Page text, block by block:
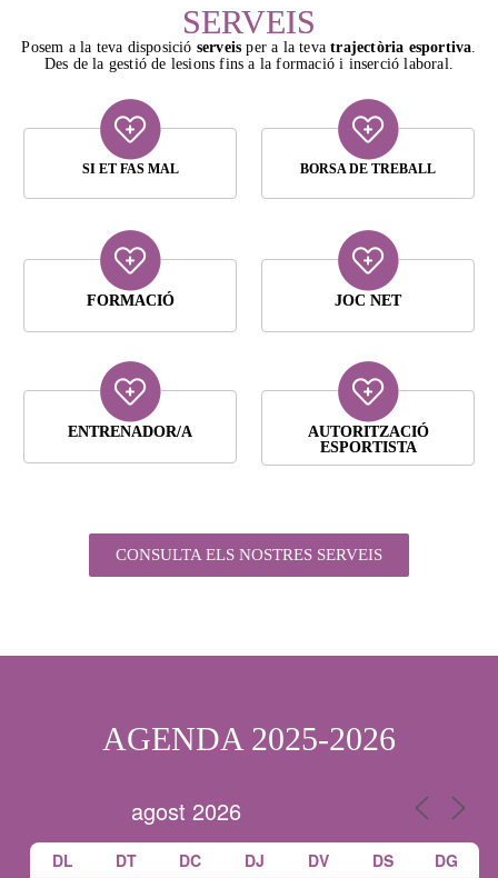
SERVEIS
Posem a la teva disposició serveis per a la tevatrajectòria esportiva.
Des de la gestió de lesions fins a la formació i inserció laboral.
SI ET FAS MAL BORSA DE TREBALL
FORMACIÓ JOC NET
ENTRENADOR/A
AUTORITZACIÓ
ESPORTISTA
CONSULTA ELS NOSTRES SERVEIS
AGENDA 2025-2026
DL DT DC DJ DV DS DG